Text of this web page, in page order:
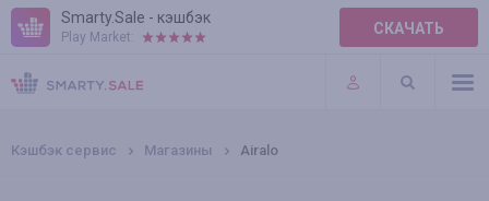
Smarty.Sale - кэшбэк
Play Market: СКАЧАТЬ
ПРАВИЛА
ПЛАГИНЫ
Кэшбэк сервис Магазины Airalo